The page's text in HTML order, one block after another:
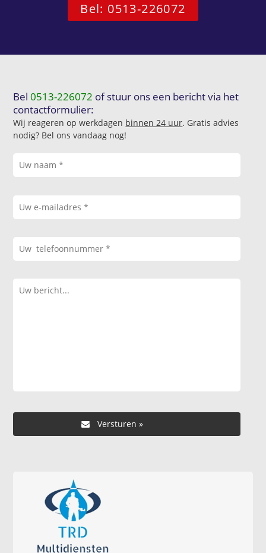
Bel: 0513-226072
Bel0513-226072 of stuur ons een bericht via het
contactformulier:
Wij reageren op werkdagen binnen 24 uur. Gratis advies
nodig? Bel ons vandaag nog!